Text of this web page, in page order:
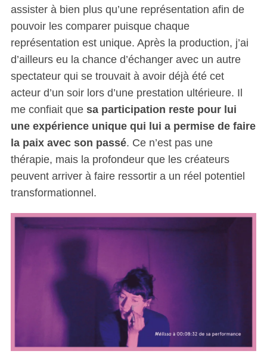
assister à bien plus qu’une représentation afin de
pouvoir les comparer puisque chaque
représentation est unique. Après la production, j’ai
d’ailleurs eu la chance d’échanger avec un autre
spectateur qui se trouvait à avoir déjà été cet
acteur d’un soir lors d’une prestation ultérieure. Il
me confiait que sa participation reste pour lui
une expérience unique qui lui a permise de faire
la paix avec son passé. Ce n’est pas une
thérapie, mais la profondeur que les créateurs
peuvent arriver à faire ressortir a un réel potentiel
transformationnel.